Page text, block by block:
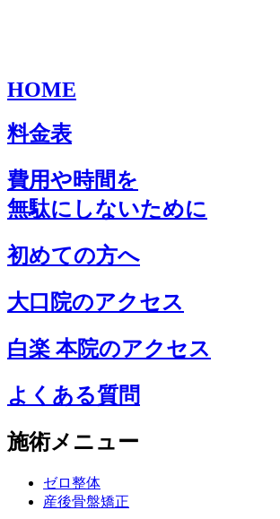
HOME
料金表
費用や時間を
無駄にしないために
初めての方へ
大口院のアクセス
白楽 本院のアクセス
よくある質問
施術メニュー
ゼロ整体
産後骨盤矯正